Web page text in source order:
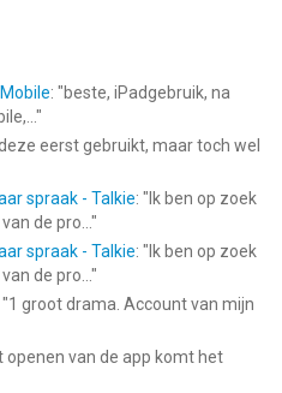
: "beste, iPadgebruik, na
"
deze eerst gebruikt, maar toch wel
spraak - Talkie: " Ik ben op zoek
de pro... "
spraak - Talkie: " Ik ben op zoek
de pro... "
"1 groot drama. Account van mijn
openen van de app komt het